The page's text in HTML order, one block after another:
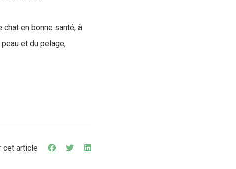
en bonne santé, à
et du pelage,
cet article